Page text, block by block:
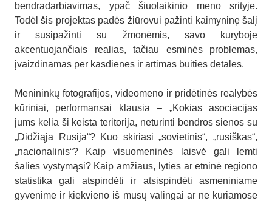
bendradarbiavimas, ypač šiuolaikinio meno srityje.
Todėl šis projektas padės žiūrovui pažinti kaimyninę šalį
ir susipažinti su žmonėmis, savo kūryboje
akcentuojančiais realias, tačiau esminės problemas,
įvaizdinamas per kasdienes ir artimas buities detales.
Menininkų fotografijos, videomeno ir pridėtinės realybės
kūriniai, performansai klausia – „Kokias asociacijas
jums kelia ši keista teritorija, neturinti bendros sienos su
„Didžiąja Rusija“? Kuo skiriasi „sovietinis“, „rusiškas“,
„nacionalinis“? Kaip visuomeninės laisvė gali lemti
šalies vystymąsi? Kaip amžiaus, lyties ar etninė regiono
statistika gali atspindėti ir atsispindėti asmeniniame
gyvenime ir kiekvieno iš mūsų valingai ar ne kuriamose